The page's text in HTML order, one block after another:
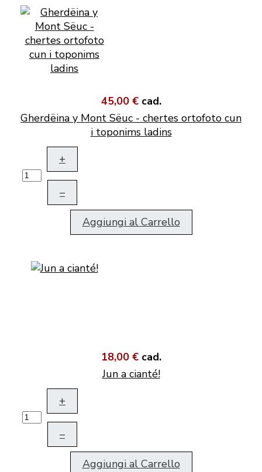
45,00 € cad.
Gherdëina y Mont Sëuc - chertes ortofoto cun
i toponims ladins
+
–
Aggiungi al Carrello
18,00 € cad.
Jun a cianté!
+
–
Aggiungi al Carrello